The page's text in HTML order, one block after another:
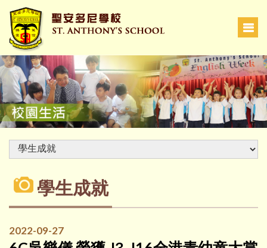
學生成就
2022-09-27